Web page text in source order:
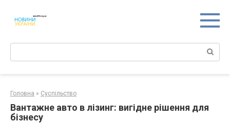
контенту
Поиск:
Головна » Суспільство
Вантажне авто в лізинг: вигідне рішення для
бізнесу